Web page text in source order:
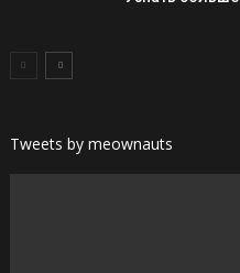
Tweets by meownauts